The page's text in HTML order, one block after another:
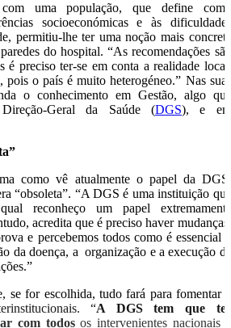
uma população, que define como
socioeconómicas e às dificuldades
permitiu-lhe ter uma noção mais concreta
do hospital. “As recomendações são
é preciso ter-se em conta a realidade local,
pois o país é muito heterogéneo.” Nas suas
o conhecimento em Gestão, algo que
Geral da Saúde (DGS), e em
como vê atualmente o papel da DGS,
“obsoleta”. “A DGS é uma instituição que
reconheço um papel extremamente
acredita que é preciso haver mudanças.
e percebemos todos como é essencial a
da doença, a organização e a execução de
se for escolhida, tudo fará para fomentar e
“A DGS tem que ter
com todosos intervenientes nacionais e